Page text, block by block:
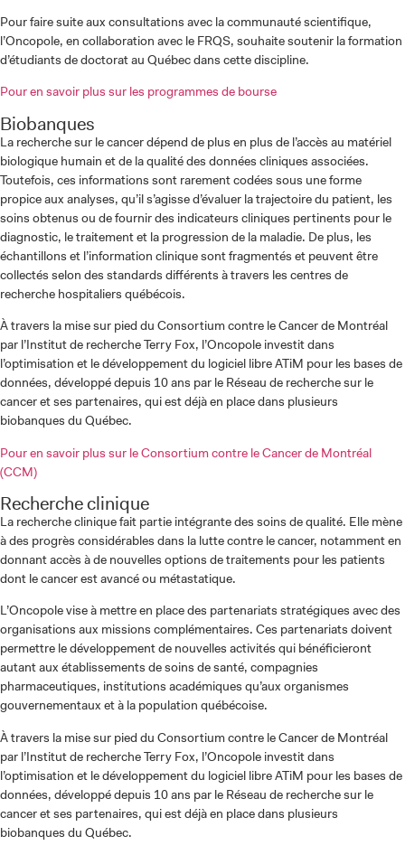
Pour faire suite aux consultations avec la communauté scientifique,
l’Oncopole, en collaboration avec le FRQS, souhaite soutenir la formation
d’étudiants de doctorat au Québec dans cette discipline.
Pour en savoir plus sur les programmes de bourse
Biobanques
La recherche sur le cancer dépend de plus en plus de l’accès au matériel
biologique humain et de la qualité des données cliniques associées.
Toutefois, ces informations sont rarement codées sous une forme
propice aux analyses, qu’il s’agisse d’évaluer la trajectoire du patient, les
soins obtenus ou de fournir des indicateurs cliniques pertinents pour le
diagnostic, le traitement et la progression de la maladie. De plus, les
échantillons et l’information clinique sont fragmentés et peuvent être
collectés selon des standards différents à travers les centres de
recherche hospitaliers québécois.
À travers la mise sur pied du Consortium contre le Cancer de Montréal
par l’Institut de recherche Terry Fox, l’Oncopole investit dans
l’optimisation et le développement du logiciel libre ATiM pour les bases de
données, développé depuis 10 ans par le Réseau de recherche sur le
cancer et ses partenaires, qui est déjà en place dans plusieurs
biobanques du Québec.
Pour en savoir plus sur le Consortium contre le Cancer de Montréal
(CCM)
Recherche clinique
La recherche clinique fait partie intégrante des soins de qualité. Elle mène
à des progrès considérables dans la lutte contre le cancer, notamment en
donnant accès à de nouvelles options de traitements pour les patients
dont le cancer est avancé ou métastatique.
L’Oncopole vise à mettre en place des partenariats stratégiques avec des
organisations aux missions complémentaires. Ces partenariats doivent
permettre le développement de nouvelles activités qui bénéficieront
autant aux établissements de soins de santé, compagnies
pharmaceutiques, institutions académiques qu’aux organismes
gouvernementaux et à la population québécoise.
À travers la mise sur pied du Consortium contre le Cancer de Montréal
par l’Institut de recherche Terry Fox, l’Oncopole investit dans
l’optimisation et le développement du logiciel libre ATiM pour les bases de
données, développé depuis 10 ans par le Réseau de recherche sur le
cancer et ses partenaires, qui est déjà en place dans plusieurs
biobanques du Québec.